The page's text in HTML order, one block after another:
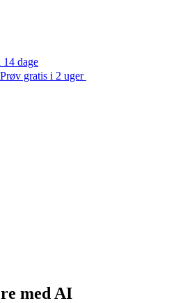
dage
Prøv gratis i 2 uger
med AI